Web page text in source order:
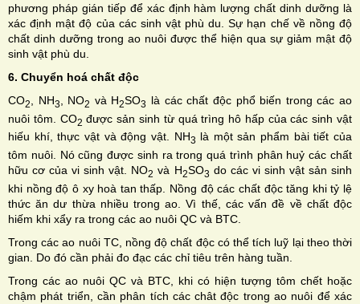
phương pháp gián tiếp để xác định hàm lượng chất dinh dưỡng là
xác định mật độ của các sinh vật phù du. Sự hạn chế về nồng độ
chất dinh dưỡng trong ao nuôi được thể hiện qua sự giảm mật độ
sinh vật phù du.
6. Chuyển hoá chất độc
CO2 , NH3 , NO2 và H2SO3 là các chất độc phổ biến trong các ao
nuôi tôm. CO2 được sản sinh từ quá trìng hô hấp của các sinh vật
hiếu khí, thực vật và động vật. NH3 là một sản phẩm bài tiết của
tôm nuôi. Nó cũng được sinh ra trong quá trình phân huỷ các chất
hữu cơ của vi sinh vật. NO2 và H2SO3 do các vi sinh vật sản sinh
khi nồng độ ô xy hoà tan thấp. Nồng độ các chất độc tăng khi tỷ lệ
thức ăn dư thừa nhiều trong ao. Vì thế, các vấn đề về chất độc
hiếm khi xẩy ra trong các ao nuôi QC và BTC.
Trong các ao nuôi TC, nồng độ chất độc có thể tích luỹ lại theo thời
gian. Do đó cần phải đo đạc các chỉ tiêu trên hàng tuần.
Trong các ao nuôi QC và BTC, khi có hiện tượng tôm chết hoặc
chậm phát triển, cần phân tích các chât độc trong ao nuôi để xác